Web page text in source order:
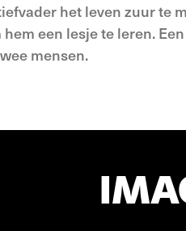
het leven zuur te
een lesje te leren.
mensen.